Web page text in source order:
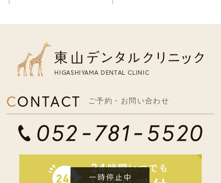
HIGASHIYAMA DENTAL CLINIC
CONTACT ご予約・お問い合わせ